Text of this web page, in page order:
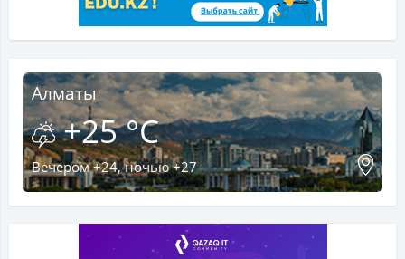
Алматы
+25 °C
Вечером +24, ночью +27